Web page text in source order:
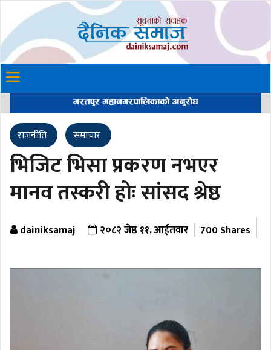
राजनीति समाचार
भिजिट भिसा प्रकरण नभएर
मानव तस्करी होः सांसद श्रेष्ठ
dainiksamaj २०८२ जेष्ठ ११, आईतवार 700 Shares